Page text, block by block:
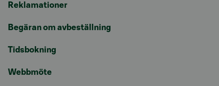
Reklamationer
Begäran om avbeställning
Tidsbokning
Webbmöte